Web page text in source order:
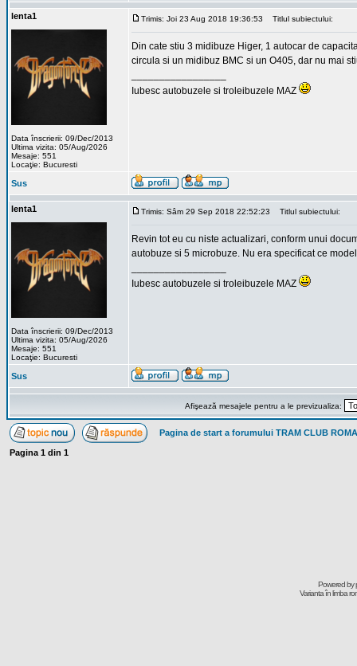
lenta1
Data înscrierii: 09/Dec/2013
Ultima vizita: 05/Aug/2026
Mesaje: 551
Locaţie: Bucuresti
Trimis: Joi 23 Aug 2018 19:36:53 Titlul subiectului:
Din cate stiu 3 midibuze Higer, 1 autocar de
circula si un midibuz BMC si un O405, dar nu mai
Iubesc autobuzele si troleibuzele MAZ
Sus
lenta1
Data înscrierii: 09/Dec/2013
Ultima vizita: 05/Aug/2026
Mesaje: 551
Locaţie: Bucuresti
Trimis: Sâm 29 Sep 2018 22:52:23 Titlul subiectului:
Revin tot eu cu niste actualizari, conform unui
autobuze si 5 microbuze. Nu era specificat ce
Iubesc autobuzele si troleibuzele MAZ
Sus
Afişează mesajele pentru a le previzualiza:
Pagina de start a forumului TRAM CLUB
Pagina 1 din 1
Powered by
Varianta în limba